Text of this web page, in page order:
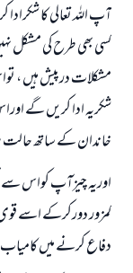
آپ اللہ تعالی کا
کسی بھی طرح کی مشکل
مشکلات درپیش ہيں ،
شکریہ ادا کریں گے
خاندان کے ساتھ
اوریہ چيزآپ کواس سے
کمزور دورکرکے اسے
دفاع کرنے میں